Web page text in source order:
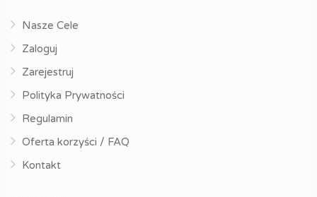
Nasze Cele
Zaloguj
Zarejestruj
Polityka Prywatności
Regulamin
Oferta korzyści / FAQ
Kontakt